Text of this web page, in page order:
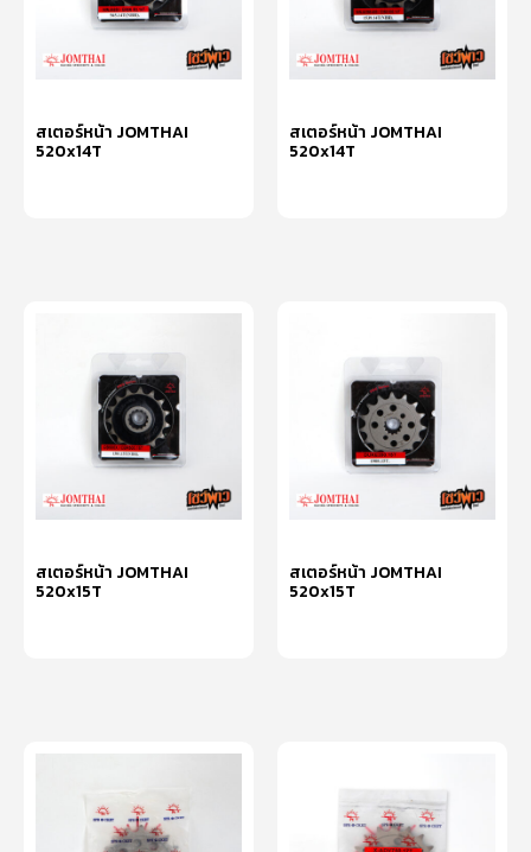
สเตอร์หน้า JOMTHAI
520x14T
สเตอร์หน้า JOMTHAI
520x14T
สเตอร์หน้า JOMTHAI
520x15T
สเตอร์หน้า JOMTHAI
520x15T